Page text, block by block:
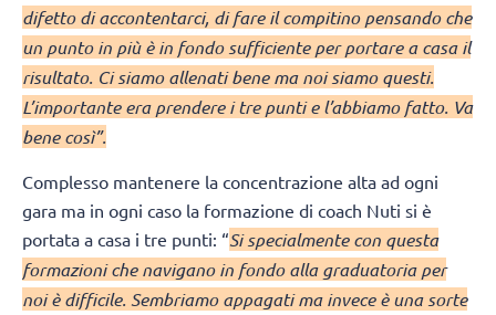
difetto di accontentarci, di fare il compitino pensando che
un punto in più è in fondo sufficiente per portare a casa il
risultato. Ci siamo allenati bene ma noi siamo questi.
L’importante era prendere i tre punti e l’abbiamo fatto. Va
bene così”.
Complesso mantenere la concentrazione alta ad ogni
gara ma in ogni caso la formazione di coach Nuti si è
portata a casa i tre punti: “Si specialmente con questa
formazioni che navigano in fondo alla graduatoria per
noi è difficile. Sembriamo appagati ma invece è una sorte